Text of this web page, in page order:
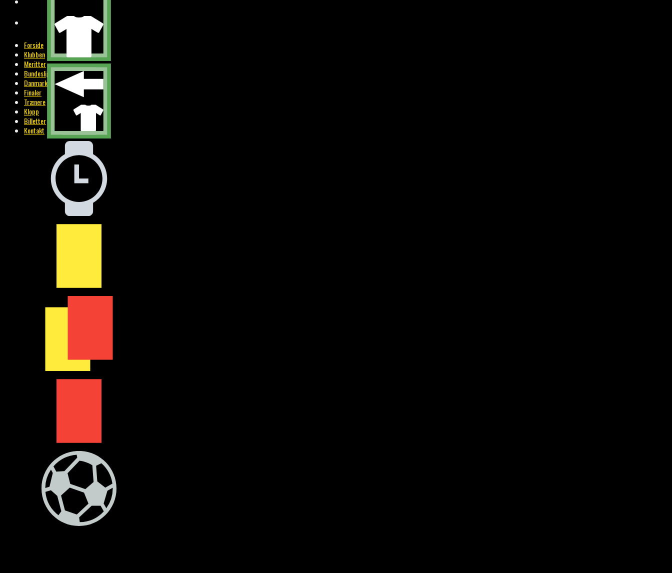
Forside
Klubben
Meritter
Bundesliga
Danmark
Finaler
Trænere
Klopp
Billetter
Kontakt